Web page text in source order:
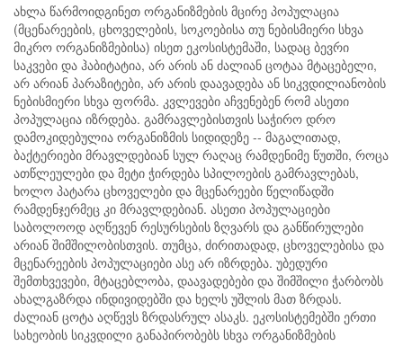
ახლა წარმოიდგინეთ ორგანიზმების მცირე პოპულაცია
(მცენარეების, ცხოველების, სოკოებისა თუ ნებისმიერი სხვა
მიკრო ორგანიზმებისა) ისეთ ეკოსისტემაში, სადაც ბევრი
საკვები და ჰაბიტატია, არ არის ან ძალიან ცოტაა მტაცებელი,
არ არიან პარაზიტები, არ არის დაავადება ან სიკვდილიანობის
ნებისმიერი სხვა ფორმა. კვლევები აჩვენებენ რომ ასეთი
პოპულაცია იზრდება. გამრავლებისთვის საჭირო დრო
დამოკიდებულია ორგანიზმის სიდიდეზე -- მაგალითად,
ბაქტერიები მრავლდებიან სულ რაღაც რამდენიმე წუთში, როცა
ათწლეულები და მეტი ჭირდება სპილოების გამრავლებას,
ხოლო პატარა ცხოველები და მცენარეები წელიწადში
რამდენჯერმეც კი მრავლდებიან. ასეთი პოპულაციები
საბოლოოდ აღწევენ რესურსების ზღვარს და განწირულები
არიან შიმშილობისთვის. თუმცა, ძირითადად, ცხოველებისა და
მცენარეების პოპულაციები ასე არ იზრდება. უბედური
შემთხვევები, მტაცებლობა, დაავადებები და შიმშილი ჭარბობს
ახალგაზრდა ინდივიდებში და ხელს უშლის მათ ზრდას.
ძალიან ცოტა აღწევს ზრდასრულ ასაკს. ეკოსისტემებში ერთი
სახეობის სიკვდილი განაპირობებს სხვა ორგანიზმების